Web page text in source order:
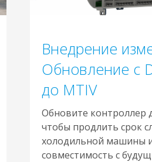
Внедрение
Обновление с
до MTIV
Обновите контроллер
чтобы продлить срок
холодильной машины
совместимость с